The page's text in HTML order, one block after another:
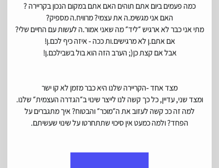
כמה פעמים ביום אתם תוהים האם אתם במקום הנכון בקריירה ?
האם אני מגשימ.ה את עצמי? מרוויח.ה מספיק?
מתי אני כבר לא ארגיש ״ליד״ מה שאני אמור.ה לעשות עם החיים שלי?
אם אתם.ן לא מרגישים.ות ככה - איזה כיף לכם.ן!
אבל אם קצת כן(; הערב הזה הוא בול בשבילכם.ן!
מצד אחד -הקריירה שלנו היא כבר מזמן לא קו ישר
ומצד שני, עדיין, כל כך קשה לנו לייצר שינוי ב״הגדרה העצמית״ שלנו.
איך מתגברים על
הפחד? ולמה כמעט אין סיכוי שתתחרטו על שינוי שעשיתם.